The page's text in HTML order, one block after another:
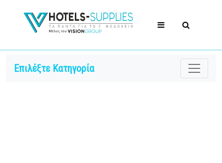
Επιλέξτε Κατηγορία